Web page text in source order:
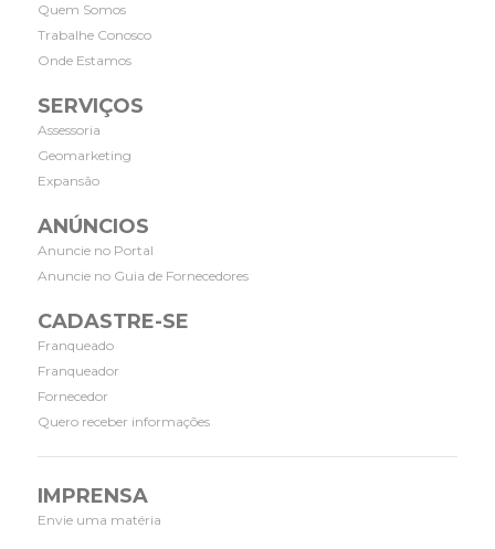
Quem Somos
Trabalhe Conosco
Onde Estamos
SERVIÇOS
Assessoria
Geomarketing
Expansão
ANÚNCIOS
Anuncie no Portal
Anuncie no Guia de Fornecedores
CADASTRE-SE
Franqueado
Franqueador
Fornecedor
Quero receber informações
IMPRENSA
Envie uma matéria